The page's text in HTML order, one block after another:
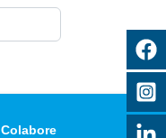
Colabore